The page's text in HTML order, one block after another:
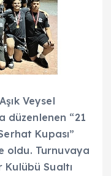
Veysel
düzenlenen “21
Kupası”
oldu. Turnuvaya
Kulübü Sualtı